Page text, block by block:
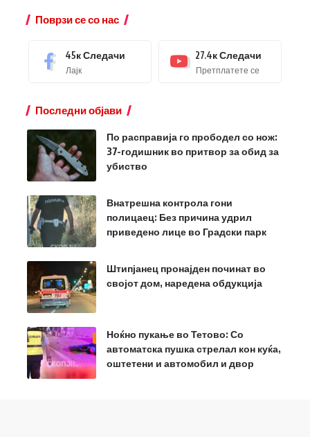
Поврзи се со нас
45кСледачи
Лајк
27.4кСледачи
Претплатете се
Последни објави
По расправија го прободел со нож:
37-годишник во притвор за обид за
убиство
Внатрешна контрола гони
полицаец: Без причина удрил
приведено лице во Градски парк
Штипјанец пронајден починат во
својот дом, наредена обдукција
Ноќно пукање во Тетово: Со
автоматска пушка стрелал кон куќа,
оштетени и автомобил и двор